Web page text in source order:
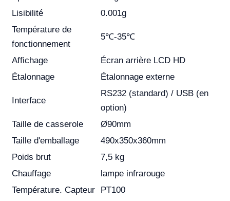
Lisibilité
0.001g
Température de
fonctionnement
5℃-35℃
Affichage
Écran arrière LCD HD
Étalonnage
Étalonnage externe
Interface
RS232 (standard) / USB (en
option)
Taille de casserole
Ø90mm
Taille d'emballage
490x350x360mm
Poids brut
7,5 kg
Chauffage
lampe infrarouge
Température. Capteur
PT100